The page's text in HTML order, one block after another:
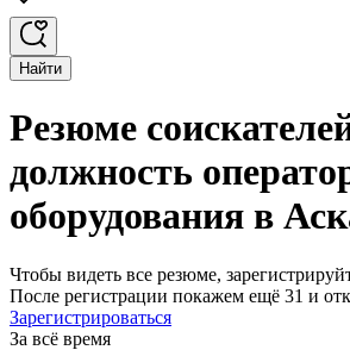
Найти
Резюме
должность
оборудования в
Чтобы видеть все резюме,
После регистрации покажем ещё 31 и
Зарегистрироваться
За всё время